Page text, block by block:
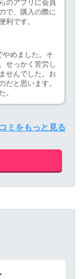
のアプリに会員
で、購入の際に
利です。
やめました。そ
せっかく苦労し
せんでした。お
だと思います。
。
ミをもっと見る